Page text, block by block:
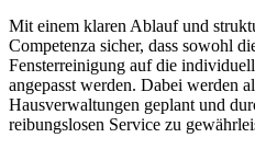
Mit einem klaren Ablauf und
Competenza sicher, dass sowohl
Fensterreinigung auf die
angepasst werden. Dabei werden
Hausverwaltungen geplant und
reibungslosen Service zu